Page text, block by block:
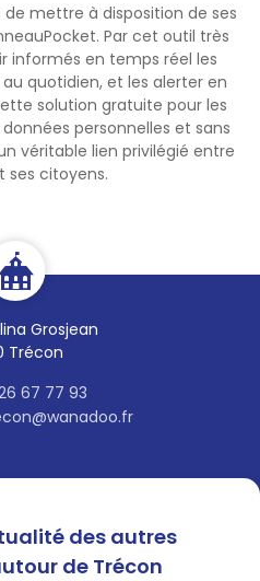
mettre à disposition de ses
Par cet outil très
informés en temps réel les
quotidien, et les alerter en
solution gratuite pour les
personnelles et sans
véritable lien privilégié entre
ses citoyens.
Grosjean
Trécon
67 77 93
des autres
de Trécon